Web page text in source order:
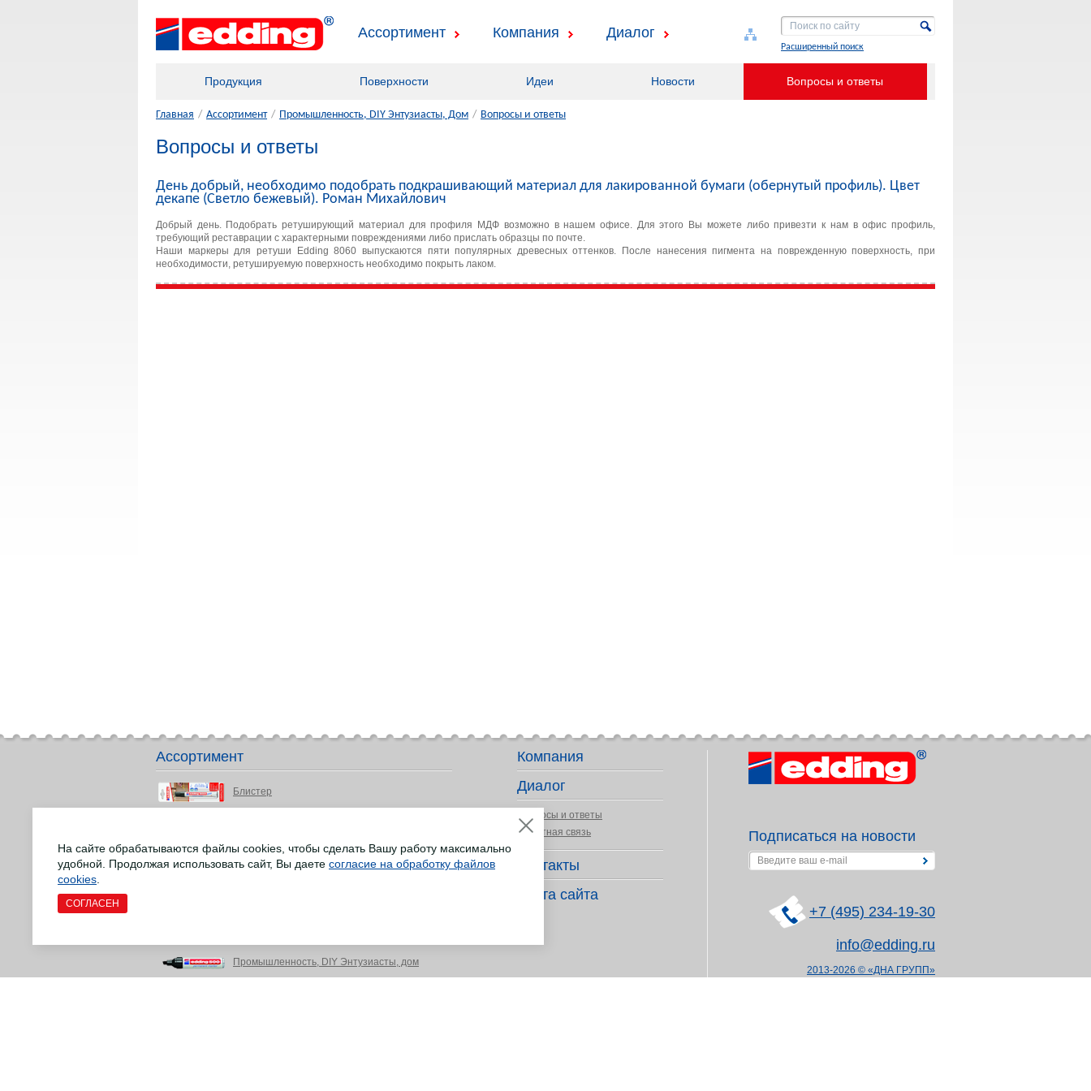
Ассортимент Компания Диалог
Расширенный поиск
Продукция Поверхности Идеи Новости Вопросы и ответы
Главная / Ассортимент / Промышленность, DIY Энтузиасты, Дом / Вопросы и ответы
Вопросы и ответы
День добрый, необходимо подобрать подкрашивающий материал для лакированной бумаги (обернутый профиль). Цвет
декапе (Светло бежевый). Роман Михайлович
Добрый день. Подобрать ретуширующий материал для профиля МДФ возможно в нашем офисе. Для этого Вы можете либо привезти к нам в офис профиль,
требующий реставрации с характерными повреждениями либо прислать образцы по почте.
Наши маркеры для ретуши Edding 8060 выпускаются пяти популярных древесных оттенков. После нанесения пигмента на поврежденную поверхность, при
необходимости, ретушируемую поверхность необходимо покрыть лаком.
Ассортимент
Блистер
Маркеры для досок
Промышленность, DIY Энтузиасты, дом
Компания
Диалог
Вопросы и ответы
Обратная связь
Контакты
Карта сайта
Подписаться на новости
+7 (495) 234-19-30
info@edding.ru
2013-2026 © «ДНА ГРУПП»
На сайте обрабатываются файлы cookies, чтобы сделать Вашу работу максимально
удобной. Продолжая использовать сайт, Вы даете согласие на обработку файлов
cookies
СОГЛАСЕН